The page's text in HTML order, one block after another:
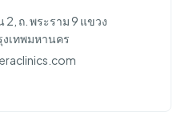
2, ถ. พระราม 9 แขวง
งเทพมหานคร